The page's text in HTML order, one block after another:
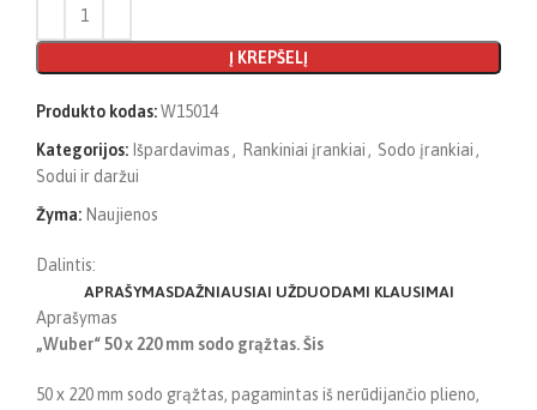
Į KREPŠELĮ
Produkto kodas:W15014
Kategorijos: Išpardavimas, Rankiniai įrankiai, Sodo įrankiai,
Sodui ir daržui
Žyma: Naujienos
Dalintis:
APRAŠYMASDAŽNIAUSIAI UŽDUODAMI KLAUSIMAI
Aprašymas
„Wuber“ 50 x 220 mm sodo grąžtas. Šis
50 x 220 mm sodo grąžtas, pagamintas iš nerūdijančio plieno,